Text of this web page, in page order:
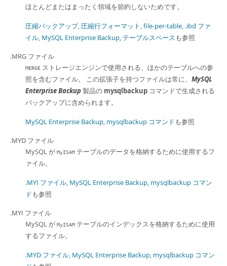
ほとんどまたはまったく領域を節約しないためです。
圧縮バックアップ,圧縮行フォーマット ,file-per-table, .ibd ファ
イル, MySQL Enterprise Backup, テーブルスペースも参照
.MRG ファイル
MERGE ストレージエンジンで使用される、ほかのテーブルへの参
照を含むファイル。 この拡張子を持つファイルは常に、 MySQL
Enterprise Backup 製品の mysqlbackup コマンドで生成される
バックアップに含められます。
MySQL Enterprise Backup, mysqlbackup コマンドも参照
.MYD ファイル
MySQL が MyISAM テーブルのデータを格納するために使用するフ
ァイル。
.MYI ファイル, MySQL Enterprise Backup, mysqlbackup コマン
ドも参照
.MYI ファイル
MySQL が MyISAM テーブルのインデックスを格納するために使用
するファイル。
.MYD ファイル, MySQL Enterprise Backup, mysqlbackup コマン